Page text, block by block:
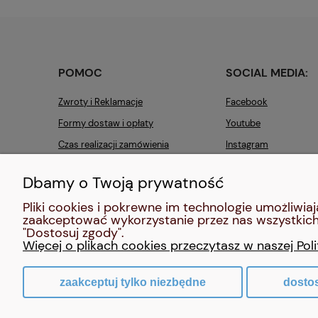
POMOC
Zwroty i Reklamacje
Formy dostaw i opłaty
Czas realizacji zamówienia
SOCIAL MEDIA:
Facebook
Youtube
Instagram
Dbamy o Twoją prywatność
Pliki cookies i pokrewne im technologie
zaakceptować wykorzystanie przez nas
"Dostosuj zgody".
Więcej o plikach cookies przeczytasz w naszej
zaakceptuj tylko niezbędne